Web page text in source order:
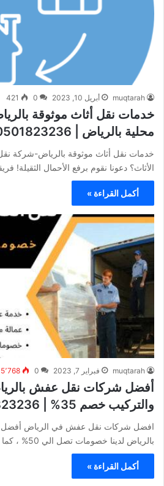
muqtarah أبريل 10, 2023 0
421
خدمات نقل أثاث موثوقة
محلية بالرياض | 0501823236
خدمات نقل أثاث موثوقة بالرياض-شركة
الأثاث؟ دعونا نقوم برفع الأحمال الثقيلة!
أكمل القراءة »
muqtarah فبراير 7, 2023 0 5٬768
أفضل شركات نقل عفش
والتركيب خصم 35% | 0501823236
افضل شركات نقل عفش في الرياض
بالرياض لدينا خصومات تصل الي 50% ، كما انه لدينا سيارات…
أكمل القراءة »